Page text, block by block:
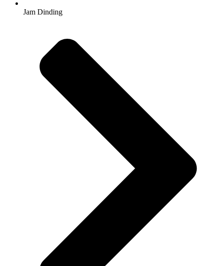
Jam Dinding